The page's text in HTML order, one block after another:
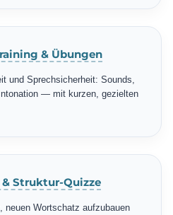
& Übungen
und Sprechsicherheit: Sounds,
— mit kurzen, gezielten
Struktur-Quizze
neuen Wortschatz aufzubauen